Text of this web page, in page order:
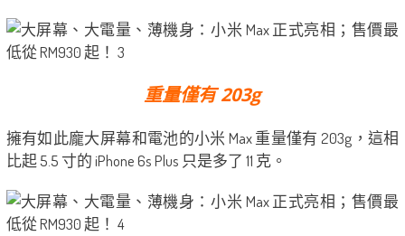
重量僅有 203g
擁有如此龐大屏幕和電池的小米 Max 重量僅有 203g，這相
比起 5.5 寸的 iPhone 6s Plus 只是多了 11 克。